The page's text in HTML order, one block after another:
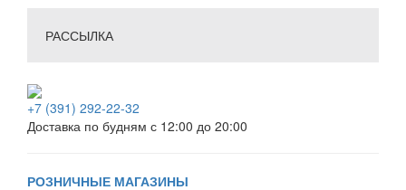
РАССЫЛКА
+7 (391) 292-22-32
Доставка по будням с 12:00 до 20:00
РОЗНИЧНЫЕ МАГАЗИНЫ